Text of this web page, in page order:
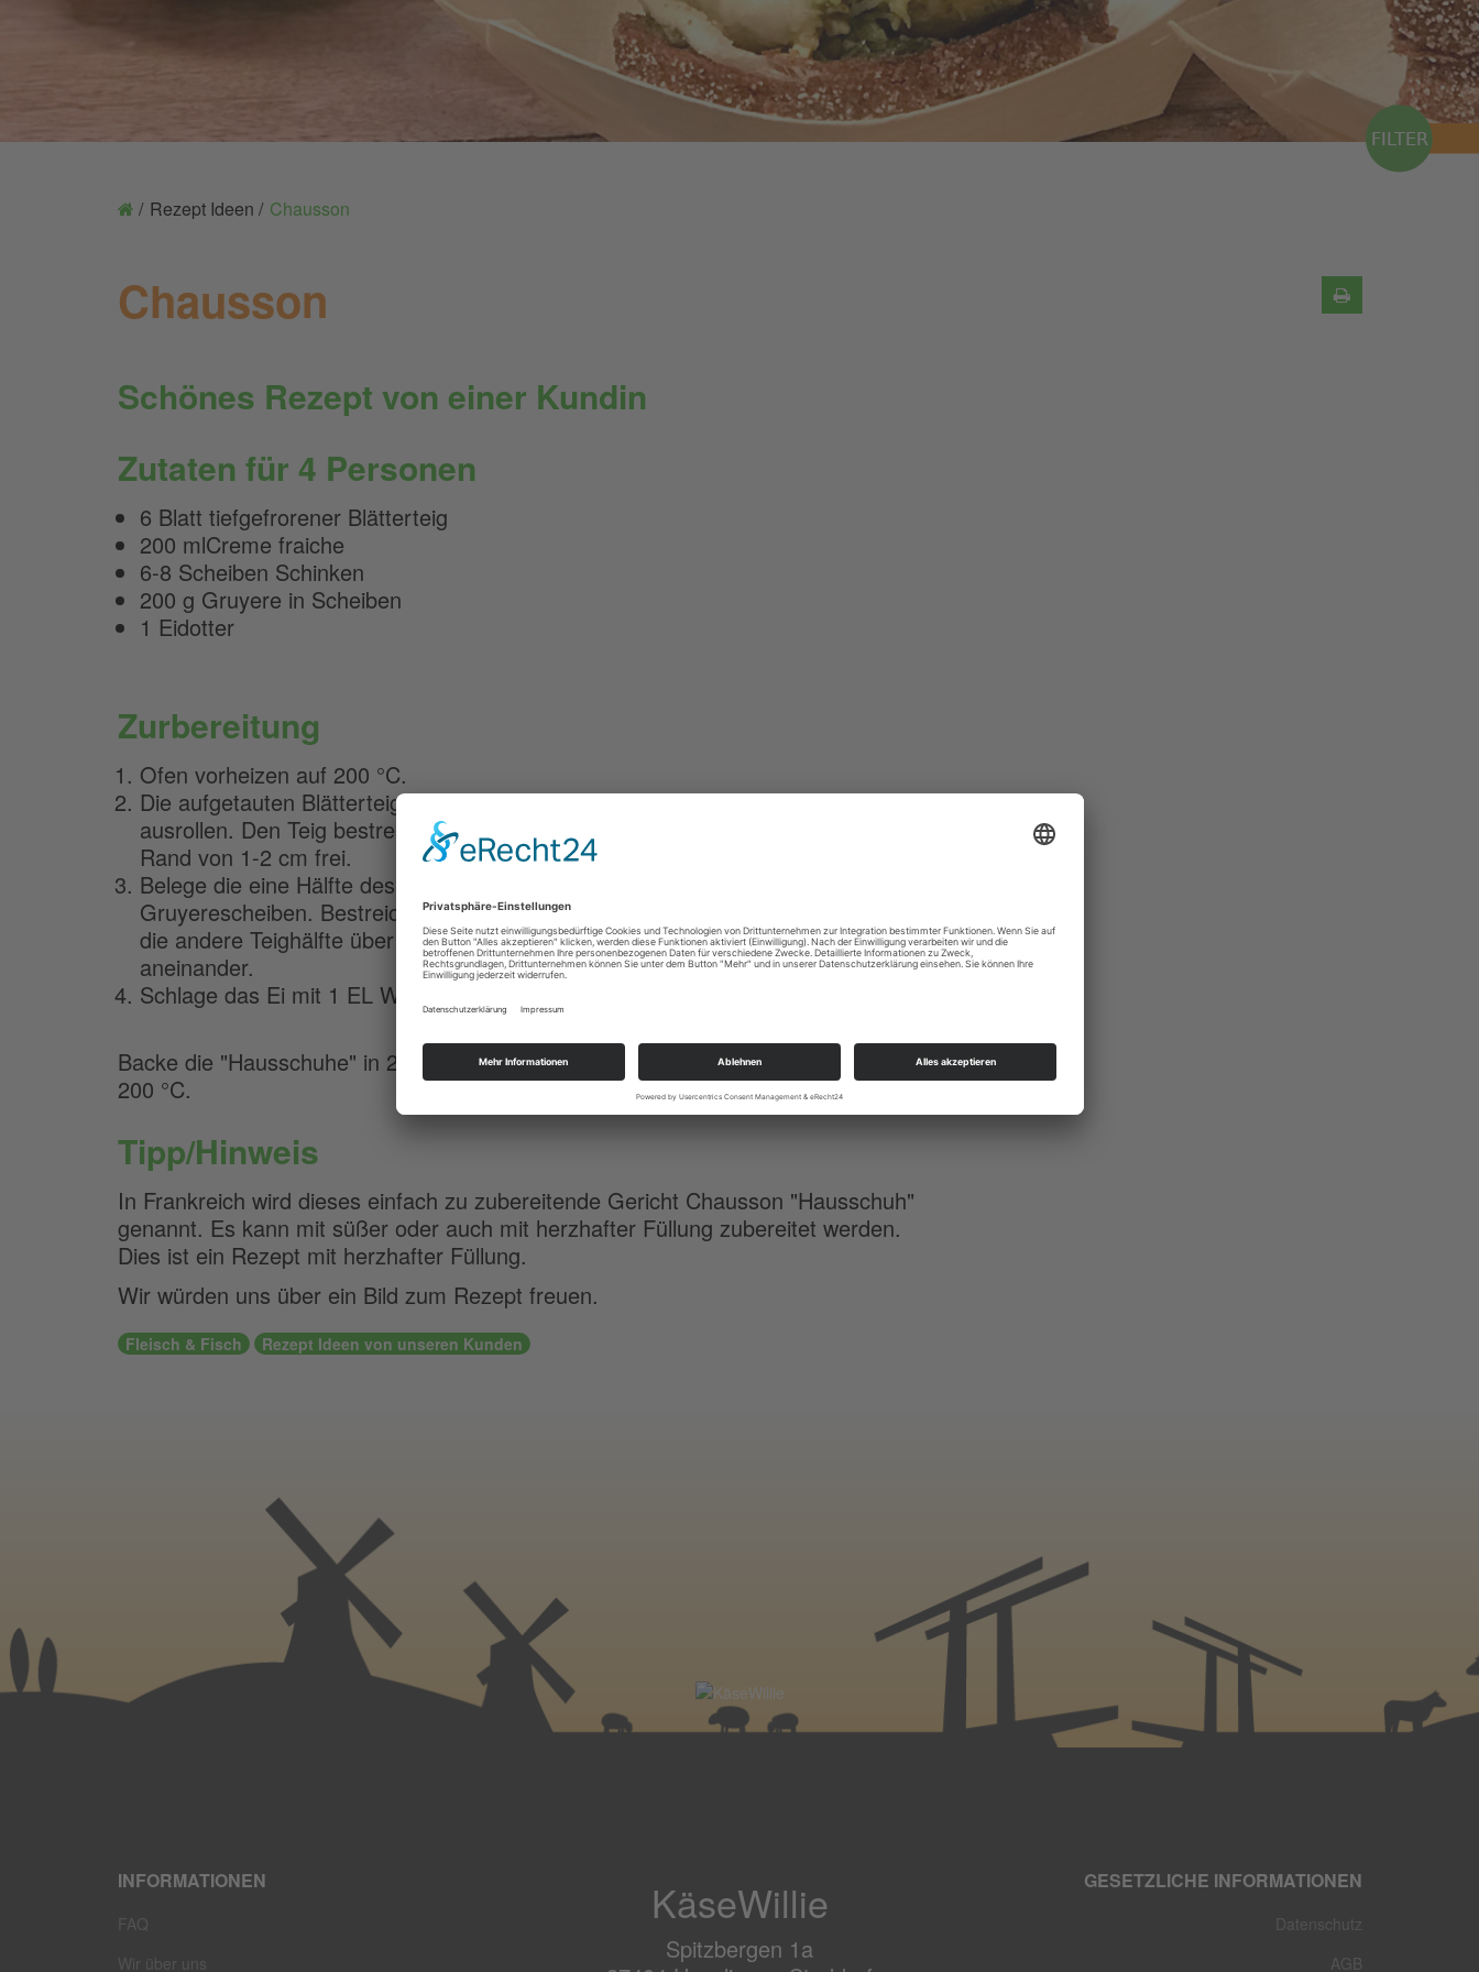
Rezept Ideen Chausson
Chausson
Schönes Rezept von einer Kundin
Zutaten für 4 Personen
6 Blatt tiefgefrorener Blätterteig
200 mlCreme fraiche
6-8 Scheiben Schinken
200 g Gruyere in Scheiben
1 Eidotter
Zurbereitung
Ofen vorheizen auf 200 °C.
Die aufgetauten Blätterteigscheiben aufeinander legen und zu einem großen Oval
ausrollen. Den Teig bestreichen mit ca. 1 î½ dl Creme fraiche, aber lasse einen
Rand von 1-2 cm frei.
Belege die eine Hälfte des Teiges mit dem Schinken und darauf die
Gruyerescheiben. Bestreiche den Rand nun mit 2-3 EL Creme fraiche und klappe
die andere Teighälfte über die andere. Drücke die Teigränder mit einer Gabel gut
aneinander.
Schlage das Ei mit 1 EL Wasser und bestreiche die Oberseite des Teiges damit.
Backe die "Hausschuhe" in 25 Minuten in der Mitte des vorgewärmten Ofens bei
200 °C.
Tipp/Hinweis
In Frankreich wird dieses einfach zu zubereitende Gericht Chausson "Hausschuh"
genannt. Es kann mit süßer oder auch mit herzhafter Füllung zubereitet werden.
Dies ist ein Rezept mit herzhafter Füllung.
Wir würden uns über ein Bild zum Rezept freuen.
Fleisch & Fisch Rezept Ideen von unseren Kunden
INFORMATIONEN
FAQ
Wir über uns
KäseWillie
Spitzbergen 1a
GESETZLICHE INFORMATIONEN
Datenschutz
AGB